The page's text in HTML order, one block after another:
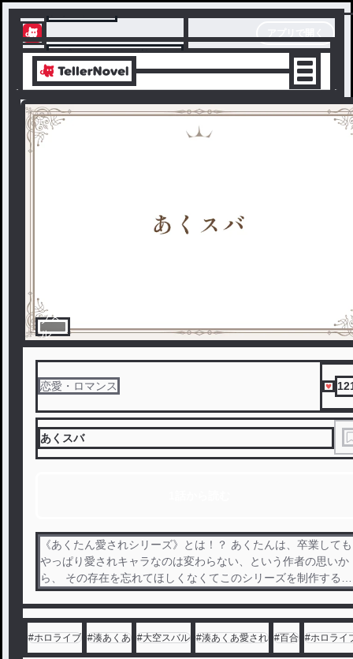
テラーノベル
アプリでサクサク楽しめる
ノベ
ル
恋愛・ロマンス
あくスバ
《あくたん愛されシリーズ》とは！？ あくたんは、卒業しても
やっぱり愛されキャラなのは変わらない、という作者の思いか
ら、 その存在を忘れてほしくなくてこのシリーズを制作するこ
とにしました。 目標は、あくたんがホロメン全員に愛される話
を制作すること。 ※百合要素(有) ※R-18指定なし
#ホロライブ #湊あくあ #大空スバル #湊あくあ愛され #百合 #ホロライ